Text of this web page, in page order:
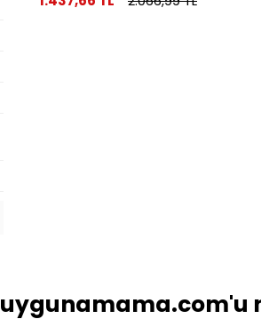
uygunamama.com'u